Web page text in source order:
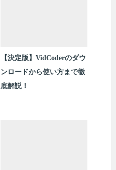
【決定版】VidCoderのダウ
ンロードから使い方まで徹
底解説！